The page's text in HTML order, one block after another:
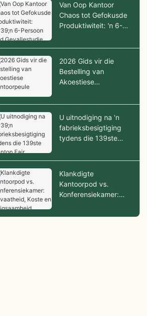
Van Oop Kantoor
Chaos tot Gefokusde
Produktiwiteit: 'n 6-
Gevallestudie
2026 Gids vir die
Bestelling van
Akoestiese
U uitnodiging na 'n
fabrieksbesigtiging
tydens die 139ste
Klankdigte
Kantoorpod vs.
Konferensiekamer:
Buigsaamheid